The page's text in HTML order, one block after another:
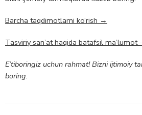
Barcha taqdimotlarni ko‘rish →
Tasviriy san’at haqida batafsil
E’tiboringiz uchun rahmat! Bizni ijtimoiy
boring.